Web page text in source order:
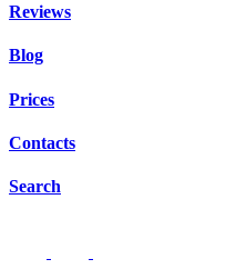
Reviews
Blog
Prices
Contacts
Search